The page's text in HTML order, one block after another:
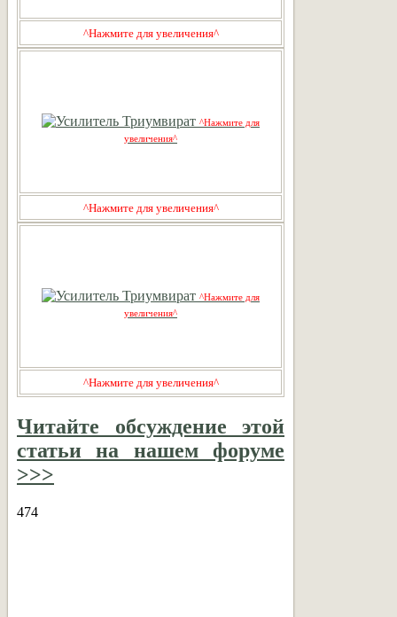
^Нажмите для увеличения^
^Нажмите для
увеличения^
^Нажмите для увеличения^
^Нажмите для
увеличения^
^Нажмите для увеличения^
Читайте обсуждение этой
статьи на нашем форуме
>>>
474